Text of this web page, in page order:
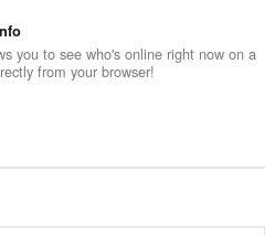
you to see who's online right now on a
from your browser!